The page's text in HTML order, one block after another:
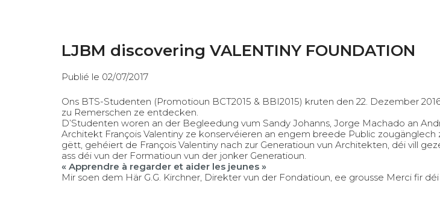
LJBM discovering VALENTINY FOUNDATION
Publié le 02/07/2017
Ons BTS-Studenten (Promotioun BCT2015 & BBI2015) kruten den 22. Dezember
zu Remerschen ze entdecken.
D’Studenten woren an der Begleedung vum Sandy Johanns, Jorge Machado an
Architekt François Valentiny ze konservéieren an engem breede Public
gëtt, gehéiert de François Valentiny nach zur Generatioun vun Architekten, déi vill
ass déi vun der Formatioun vun der jonker Generatioun.
« Apprendre à regarder et aider les jeunes »
Mir soen dem Här G.G. Kirchner, Direkter vun der Fondatioun, ee grousse Merci fir